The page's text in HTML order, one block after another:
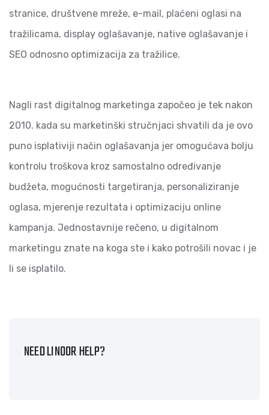
stranice, društvene mreže, e-mail, plaćeni oglasi na
tražilicama, display oglašavanje, native oglašavanje i
SEO odnosno optimizacija za tražilice.
Nagli rast digitalnog marketinga započeo je tek nakon
2010. kada su marketinški stručnjaci shvatili da je ovo
puno isplativiji način oglašavanja jer omogućava bolju
kontrolu troškova kroz samostalno određivanje
budžeta, mogućnosti targetiranja, personaliziranje
oglasa, mjerenje rezultata i optimizaciju online
kampanja. Jednostavnije rečeno, u digitalnom
marketingu znate na koga ste i kako potrošili novac i je
li se isplatilo.
NEED LINOOR HELP?